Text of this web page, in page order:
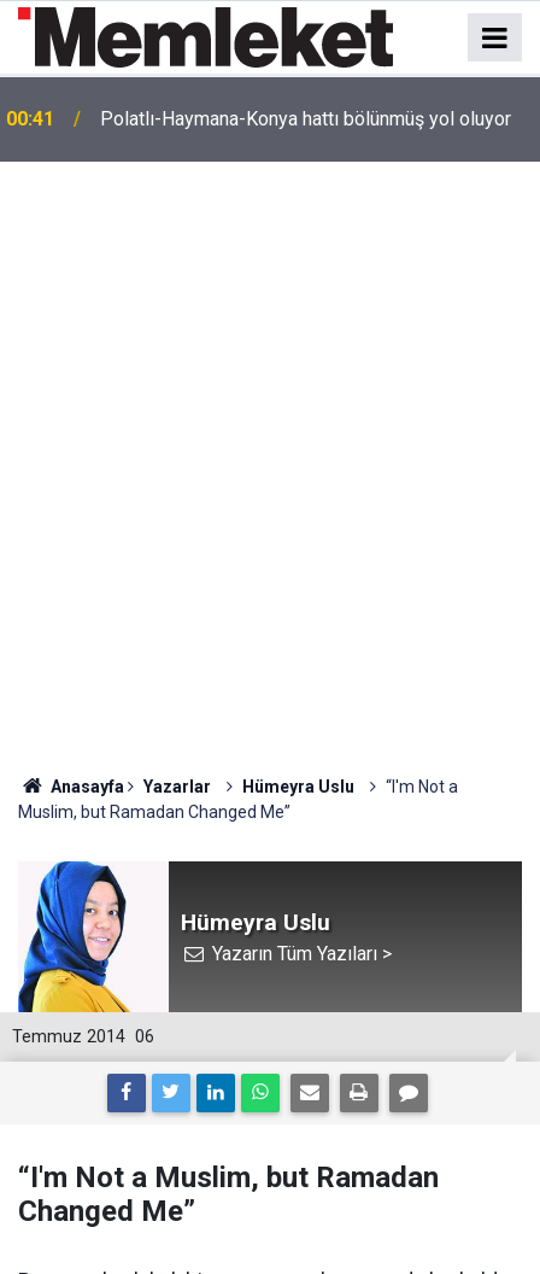
00:41 Polatlı-Haymana-Konya hattı bölünmüş yol oluyor
Anasayfa Yazarlar Hümeyra Uslu
“I'm Not a
Muslim, but Ramadan Changed Me”
Hümeyra Uslu
Yazarın Tüm Yazıları >
06
Temmuz 2014
“I'm Not a Muslim, but Ramadan
Changed Me”